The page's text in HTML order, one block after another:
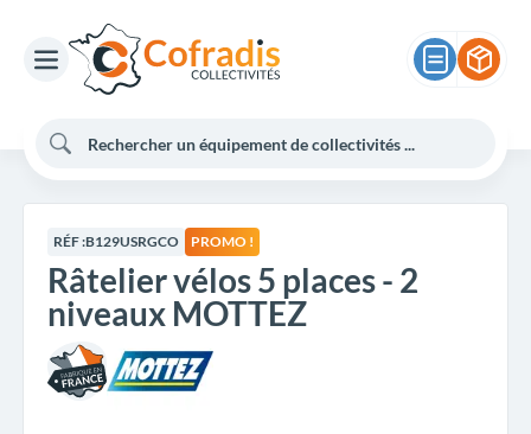
RÉF :B129USRGCO PROMO !
Râtelier vélos 5 places - 2
niveaux MOTTEZ